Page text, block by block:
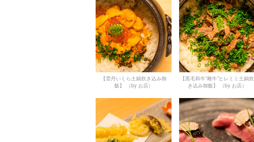
【雲丹いくら土鍋炊き込み御
飯】
（by お店）
【黒毛和牛”雌牛”ヒレミミ土鍋炊
き込み御飯】
（by お店）